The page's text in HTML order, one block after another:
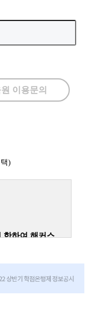
이용문의
)
한하여 해커스
의 새로운 서
스톡, 해커스중국
커스주택관리